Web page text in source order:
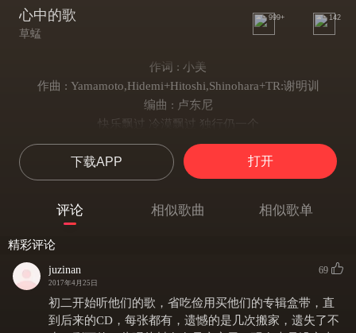
心中的歌
草蜢
999+ 142
作词 : 小美
作曲 : Yamamoto,Hidemi+Hitoshi,Shinohara+TR:谢明训
编曲 : 卢东尼
快乐飘过 冷漠飘过 独行仍一个
怀念昨日昨日一起哼过的歌
昨日的你 昨日的我 未忘纯纯的真我
流泪亦是开心不放下自我
仍未幻灭幻灭当天写过的诗
我必依稀感应到 自会低调地弹和
借首诗歌祝福快乐 跨过未来
下载APP 打开
评论 相似歌曲 相似歌单
精彩评论
juzinan
2017年4月25日
69
初二开始听他们的歌，省吃俭用买他们的专辑盒带，直
到后来的CD，每张都有，遗憾的是几次搬家，遗失了不